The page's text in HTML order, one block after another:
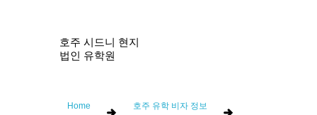
호주 시드니 현지
법인 유학원
Home 호주 유학 비자 정보